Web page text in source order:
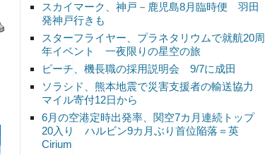
スカイマーク、神戸－鹿児島8月臨時便 羽田
発神戸行きも
スターフライヤー、プラネタリウムで就航20周
年イベント 一夜限りの星空の旅
ピーチ、機長職の採用説明会 9/7に成田
ソラシド、熊本地震で災害支援者の輸送協力
マイル寄付12日から
6月の空港定時出発率、関空7カ月連続トップ
20入り ハルビン9カ月ぶり首位陥落＝英
Cirium